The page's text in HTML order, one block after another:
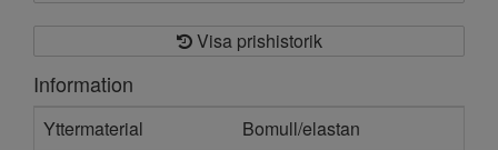
Visa prishistorik
Information
Yttermaterial
Bomull/elastan